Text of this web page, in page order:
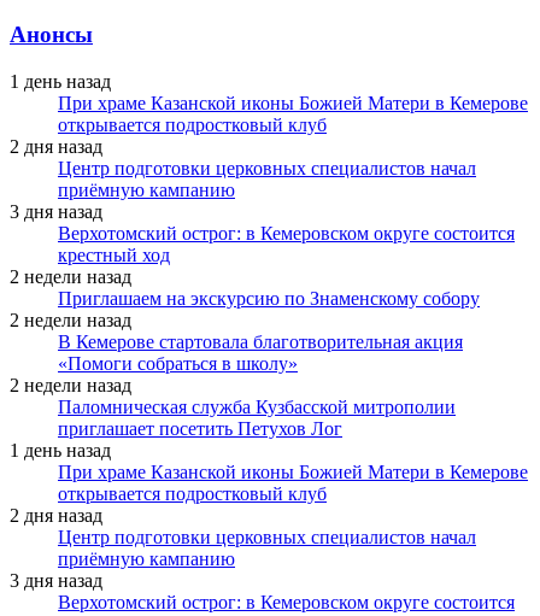
Анонсы
1 день назад
При храме Казанской иконы Божией Матери в Кемерове
открывается подростковый клуб
2 дня назад
Центр подготовки церковных специалистов начал
приёмную кампанию
3 дня назад
Верхотомский острог: в Кемеровском округе состоится
крестный ход
2 недели назад
Приглашаем на экскурсию по Знаменскому собору
2 недели назад
В Кемерове стартовала благотворительная акция
«Помоги собраться в школу»
2 недели назад
Паломническая служба Кузбасской митрополии
приглашает посетить Петухов Лог
1 день назад
При храме Казанской иконы Божией Матери в Кемерове
открывается подростковый клуб
2 дня назад
Центр подготовки церковных специалистов начал
приёмную кампанию
3 дня назад
Верхотомский острог: в Кемеровском округе состоится